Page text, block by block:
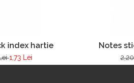
index hartie
1,73 Lei
Notes